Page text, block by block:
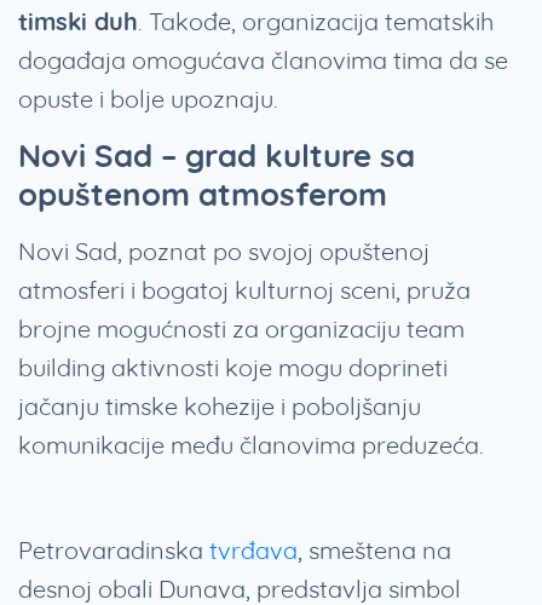
timski duh . Takođe, organizacija tematskih
događaja omogućava članovima tima da se
opuste i bolje upoznaju.
Novi Sad – grad kulture sa
opuštenom atmosferom
Novi Sad, poznat po svojoj opuštenoj
atmosferi i bogatoj kulturnoj sceni, pruža
brojne mogućnosti za organizaciju team
building aktivnosti koje mogu doprineti
jačanju timske kohezije i poboljšanju
komunikacije među članovima preduzeća.
Petrovaradinska tvrđava , smeštena na
desnoj obali Dunava, predstavlja simbol